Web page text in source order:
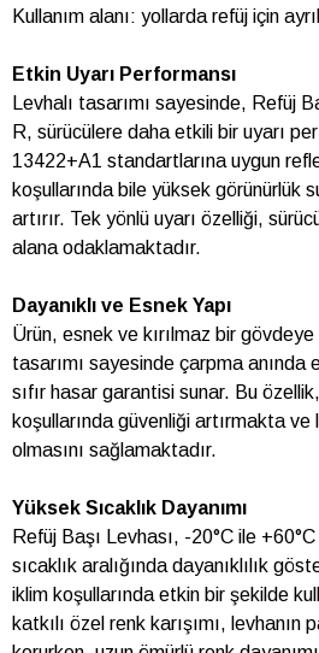
Kullanım alanı: yollarda refüj için
Etkin Uyarı Performansı
Levhalı tasarımı sayesinde, Refüj
R, sürücülere daha etkili bir uyarı
13422+A1 standartlarına uygun
koşullarında bile yüksek görünürlük
artırır. Tek yönlü uyarı özelliği,
alana odaklamaktadır.
Dayanıklı ve Esnek Yapı
Ürün, esnek ve kırılmaz bir
tasarımı sayesinde çarpma anında
sıfır hasar garantisi sunar. Bu
koşullarında güvenliği artırmakta ve
olmasını sağlamaktadır.
Yüksek Sıcaklık Dayanımı
Refüj Başı Levhası, -20°C ile
sıcaklık aralığında dayanıklılık
iklim koşullarında etkin bir şekilde
katkılı özel renk karışımı, levhanın